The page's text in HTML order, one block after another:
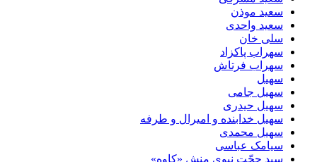
سعید موذن
سعید واحدی
سلی خان
سهراب پاکزاد
سهراب فرتاش
سهیل
سهیل جامی
سهیل حیدری
سهیل خدابنده و امیرال و طرفه
سهیل محمدی
سیامک عباسی
سید حجّت نبوی منش «کاوه»